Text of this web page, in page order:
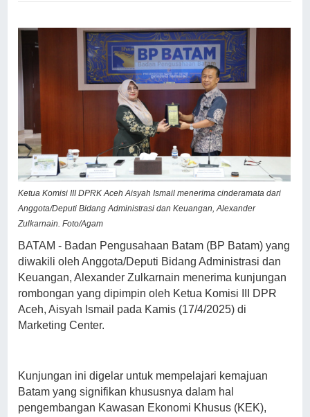
Ketua Komisi III DPRK Aceh Aisyah Ismail menerima cinderamata dari
Anggota/Deputi Bidang Administrasi dan Keuangan, Alexander
Zulkarnain. Foto/Agam
BATAM - Badan Pengusahaan Batam (BP Batam) yang
diwakili oleh Anggota/Deputi Bidang Administrasi dan
Keuangan, Alexander Zulkarnain menerima kunjungan
rombongan yang dipimpin oleh Ketua Komisi III DPR
Aceh, Aisyah Ismail pada Kamis (17/4/2025) di
Marketing Center.
Kunjungan ini digelar untuk mempelajari kemajuan
Batam yang signifikan khususnya dalam hal
pengembangan Kawasan Ekonomi Khusus (KEK),